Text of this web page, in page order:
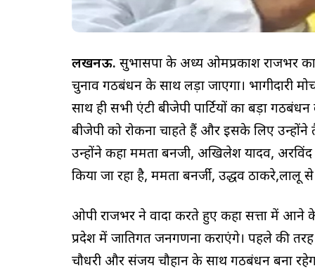
लखनऊ. सुभासपा के अध्यक्ष ओमप्रकाश राजभर
चुनाव गठबंधन के साथ लड़ा जाएगा। भागीदारी
साथ ही सभी एंटी बीजेपी पार्टियों का बड़ा
बीजेपी को रोकना चाहते हैं और इसके लिए
उन्होंने कहा ममता बनजी, अखिलेश यादव,
किया जा रहा है, ममता बनर्जी, उद्धव
ओपी राजभर ने वादा करते हुए कहा सत्ता में आने
प्रदेश में जातिगत जनगणना कराएंगे। पहले की
चौधरी और संजय चौहान के साथ गठबंधन बना